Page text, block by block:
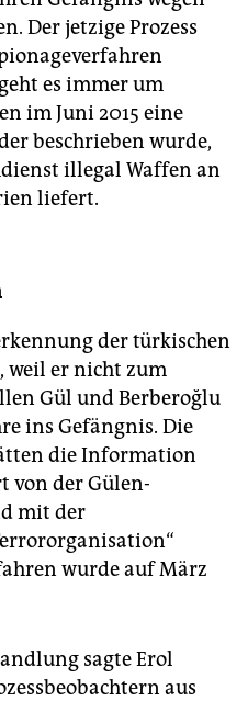
Der jetzige Prozess
es immer um
im Juni 2015 eine
beschrieben wurde,
illegal Waffen an
liefert.
der türkischen
weil er nicht zum
Gül und Berberoğlu
ins Gefängnis. Die
die Information
von der Gülen-
mit der
wurde auf März
sagte Erol
aus